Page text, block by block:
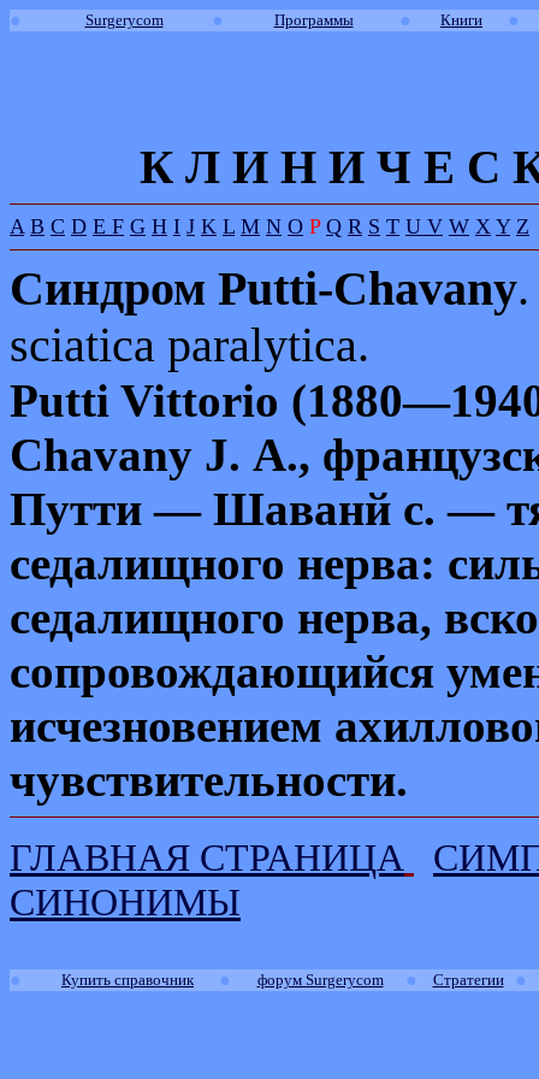
● Surgerycom ● Программы ● Книги ●
К Л И Н И Ч Е С
A B C D E F G H I J K L M N O P Q R S T U V W X Y Z
Синдром Putti-Chavany.
sciatica paralytica.
Putti Vittorio
Chavany J. А.,
Путти — Шаванй с. —
седалищного нерва:
седалищного нерва,
сопровождающийся
исчезновением
чувствительности.
ГЛАВНАЯ СТРАНИЦА
СИНОНИМЫ
● Купить справочник ● форум Surgerycom ● Стратегии ●